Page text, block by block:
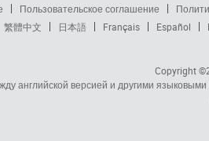
Пользовательское соглашение
繁體中文 日本語 Français Español
Copyright
английской версией и другими